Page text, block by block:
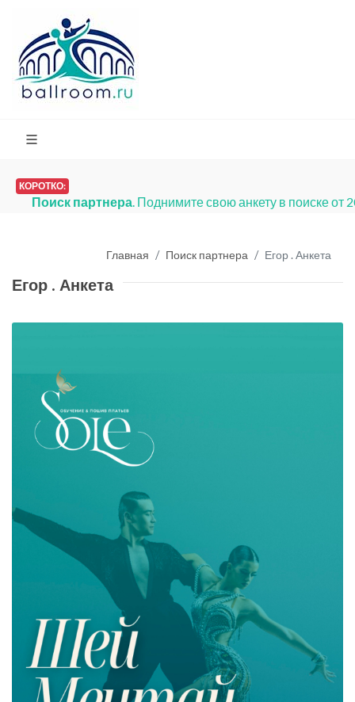
КОРОТКО:
Поиск партнера. Поднимите свою анкету в поиске от
Главная Поиск партнера Егор . Анкета
Егор . Анкета